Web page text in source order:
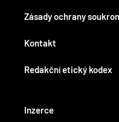
Kontakt
Redakční etický kodex
Inzerce
Zásady ochrany